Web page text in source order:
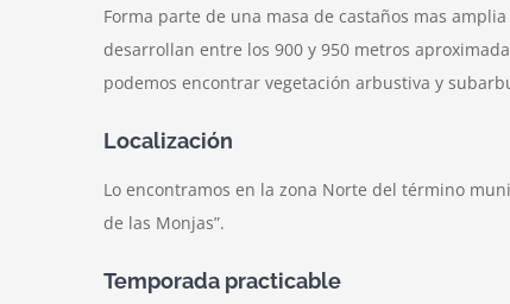
Forma parte de una masa de castaños mas
desarrollan entre los 900 y 950 metros
podemos encontrar vegetación arbustiva y
Localización
Lo encontramos en la zona Norte del término
de las Monjas”.
Temporada practicable